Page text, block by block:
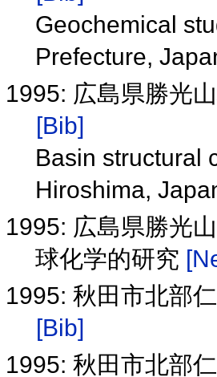
Geochemical
Prefecture,
1995: 広島県勝光
[Bib]
Basin structural
Hiroshima,
1995: 広島県勝光
球化学的研究
1995: 秋田市北部
[Bib]
1995: 秋田市北部